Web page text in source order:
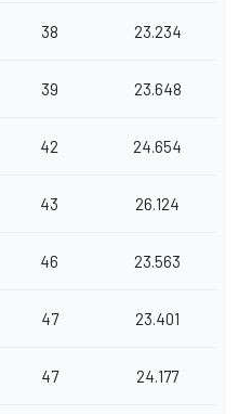
38 23.234
39 23.648
42 24.654
43 26.124
46 23.563
47 23.401
47 24.177